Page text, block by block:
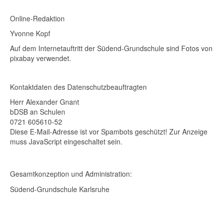
Online-Redaktion
Yvonne Kopf
Auf dem Internetauftritt der Südend-Grundschule sind Fotos von
pixabay verwendet.
Kontaktdaten des Datenschutzbeauftragten
Herr Alexander Gnant
bDSB an Schulen
0721 605610-52
Diese E-Mail-Adresse ist vor Spambots geschützt! Zur Anzeige
muss JavaScript eingeschaltet sein.
Gesamtkonzeption und Administration:
Südend-Grundschule Karlsruhe